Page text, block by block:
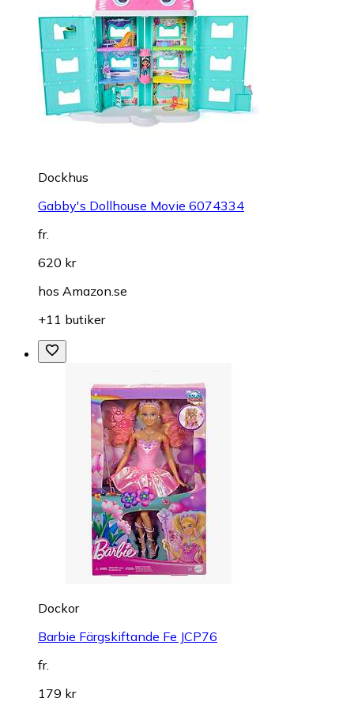
Dockhus
Gabby's Dollhouse Movie 6074334
fr.
620 kr
hos Amazon.se
+11 butiker
Dockor
Barbie Färgskiftande Fe JCP76
fr.
179 kr